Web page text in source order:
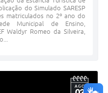
do Simulado SARESP
matriculados no 2º ano do
Municipal de Ensino,
Waldyr Romeo da Silveira,
AGO